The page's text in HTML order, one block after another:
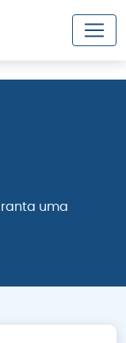
uma